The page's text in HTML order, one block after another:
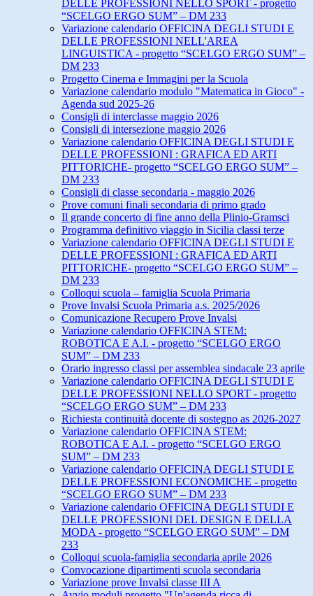
DELLE PROFESSIONI NELLO SPORT - progetto
“SCELGO ERGO SUM” – DM 233
Variazione calendario OFFICINA DEGLI STUDI E
DELLE PROFESSIONI NELL'AREA
LINGUISTICA - progetto “SCELGO ERGO SUM” –
DM 233
Progetto Cinema e Immagini per la Scuola
Variazione calendario modulo "Matematica in Gioco" -
Agenda sud 2025-26
Consigli di interclasse maggio 2026
Consigli di intersezione maggio 2026
Variazione calendario OFFICINA DEGLI STUDI E
DELLE PROFESSIONI : GRAFICA ED ARTI
PITTORICHE- progetto “SCELGO ERGO SUM” –
DM 233
Consigli di classe secondaria - maggio 2026
Prove comuni finali secondaria di primo grado
Il grande concerto di fine anno della Plinio-Gramsci
Programma definitivo viaggio in Sicilia classi terze
Variazione calendario OFFICINA DEGLI STUDI E
DELLE PROFESSIONI : GRAFICA ED ARTI
PITTORICHE- progetto “SCELGO ERGO SUM” –
DM 233
Colloqui scuola – famiglia Scuola Primaria
Prove Invalsi Scuola Primaria a.s. 2025/2026
Comunicazione Recupero Prove Invalsi
Variazione calendario OFFICINA STEM:
ROBOTICA E A.I. - progetto “SCELGO ERGO
SUM” – DM 233
Orario ingresso classi per assemblea sindacale 23 aprile
Variazione calendario OFFICINA DEGLI STUDI E
DELLE PROFESSIONI NELLO SPORT - progetto
“SCELGO ERGO SUM” – DM 233
Richiesta continuità docente di sostegno as 2026-2027
Variazione calendario OFFICINA STEM:
ROBOTICA E A.I. - progetto “SCELGO ERGO
SUM” – DM 233
Variazione calendario OFFICINA DEGLI STUDI E
DELLE PROFESSIONI ECONOMICHE - progetto
“SCELGO ERGO SUM” – DM 233
Variazione calendario OFFICINA DEGLI STUDI E
DELLE PROFESSIONI DEL DESIGN E DELLA
MODA - progetto “SCELGO ERGO SUM” – DM
233
Colloqui scuola-famiglia secondaria aprile 2026
Convocazione dipartimenti scuola secondaria
Variazione prove Invalsi classe III A